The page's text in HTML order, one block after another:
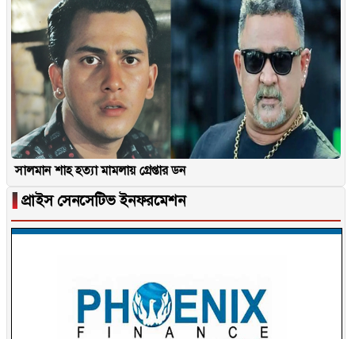
সালমান শাহ হত্যা মামলায় গ্রেপ্তার ডন
▐ প্রাইস সেনসেটিভ ইনফরমেশন